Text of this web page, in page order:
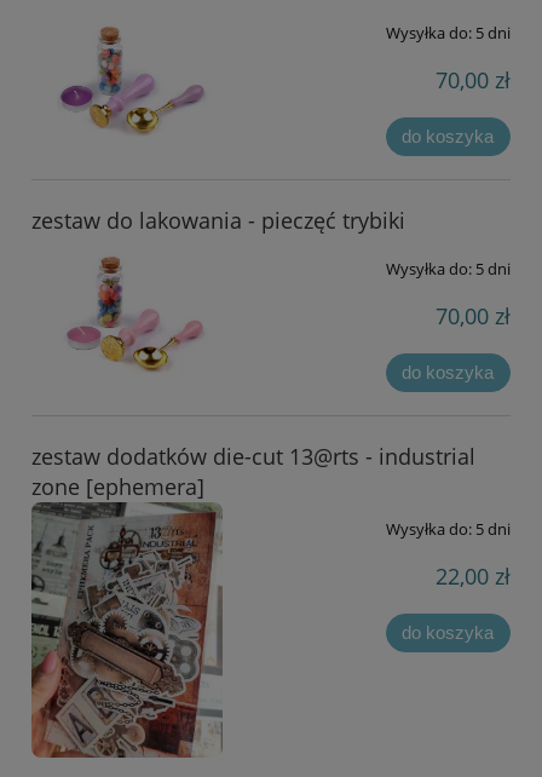
Wysyłka do: 5 dni
70,00 zł
do koszyka
zestaw do lakowania - pieczęć trybiki
Wysyłka do: 5 dni
70,00 zł
do koszyka
zestaw dodatków die-cut 13@rts - industrial
zone [ephemera]
Wysyłka do: 5 dni
22,00 zł
do koszyka